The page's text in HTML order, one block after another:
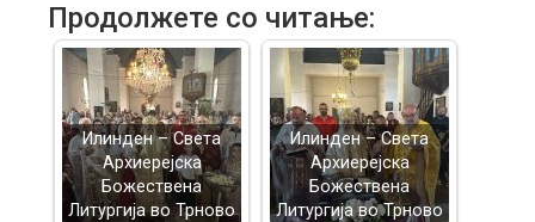
Продолжете со читање:
Илинден – Света
Архиерејска
Божествена
Литургија во Трново
Илинден – Света
Архиерејска
Божествена
Литургија во Трново